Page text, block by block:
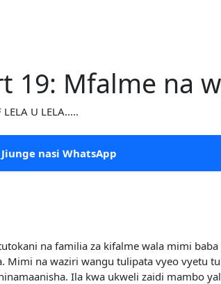
19: Mfalme na
U LELA.....
Jiunge nasi WhatsApp
na familia za kifalme wala mimi
na waziri wangu tulipata vyeo vyetu
Ila kwa ukweli zaidi mambo